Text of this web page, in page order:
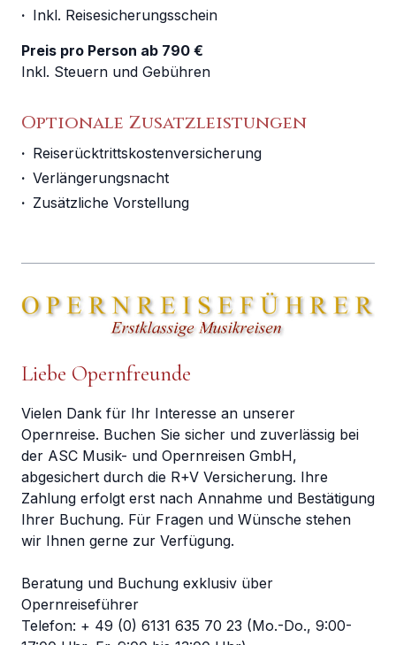
· Inkl. Reisesicherungsschein
Preis pro Person ab 790 €
Inkl. Steuern und Gebühren
Optionale Zusatzleistungen
· Reiserücktrittskostenversicherung
· Verlängerungsnacht
· Zusätzliche Vorstellung
Liebe Opernfreunde
Vielen Dank für Ihr Interesse an unserer
Opernreise. Buchen Sie sicher und zuverlässig bei
der ASC Musik- und Opernreisen GmbH,
abgesichert durch die R+V Versicherung. Ihre
Zahlung erfolgt erst nach Annahme und Bestätigung
Ihrer Buchung. Für Fragen und Wünsche stehen
wir Ihnen gerne zur Verfügung.
Beratung und Buchung exklusiv über
Opernreiseführer
Telefon: + 49 (0) 6131 635 70 23 (Mo.-Do., 9:00-